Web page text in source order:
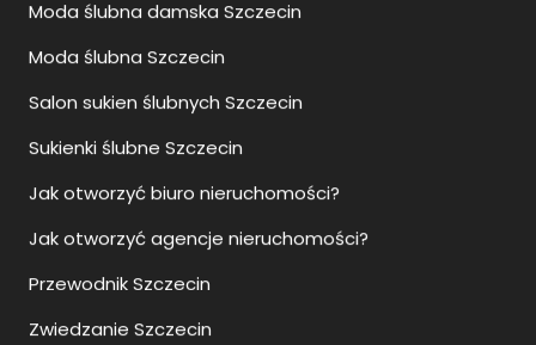
Salon sukien ślubnych Szczecin
Sukienki ślubne Szczecin
Jak otworzyć biuro nieruchomości?
Jak otworzyć agencje nieruchomości?
Przewodnik Szczecin
Zwiedzanie Szczecin
Jak ustalić właściciela nieruchomości bez księgi
wieczystej?